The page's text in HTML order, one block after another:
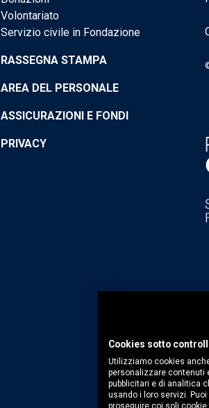
Volontariato
Servizio civile in Fondazione
RASSEGNA STAMPA
AREA DEL PERSONALE
ASSICURAZIONI E FONDI
PRIVACY
Cookies sotto
Utilizziamo cookies
personalizzare contenuti
pubblicitari e di analitica
usando i loro servizi.
proseguire coi soli